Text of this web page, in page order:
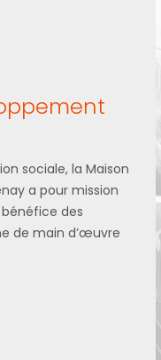
sociale, la Maison
a pour mission
des
de main d’œuvre